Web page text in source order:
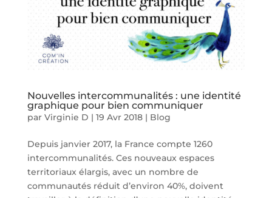
Nouvelles intercommunalités : une identité
graphique pour bien communiquer
par Virginie D | 19 Avr 2018| Blog
Depuis janvier 2017, la France compte 1260
intercommunalités. Ces nouveaux espaces
territoriaux élargis, avec un nombre de
communautés réduit d’environ 40%, doivent